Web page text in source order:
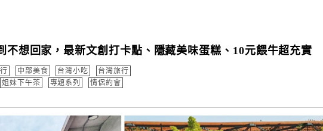
不想回家，最新文創打卡點、隱藏美味蛋糕、10元餵牛超充實
中部美食 台灣小吃
台灣旅行
姐妹下午茶 專題系列
情侶約會